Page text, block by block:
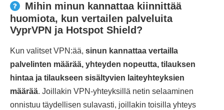
Mihin minun kannattaa kiinnittää
huomiota, kun vertailen palveluita
VyprVPN ja Hotspot Shield?
Kun valitset VPN:ää, sinun kannattaa vertailla
palvelinten määrää, yhteyden nopeutta, tilauksen
hintaa ja tilaukseen sisältyvien laiteyhteyksien
määrää. Joillakin VPN-yhteyksillä netin selaaminen
onnistuu täydellisen sulavasti, joillakin toisilla yhteys